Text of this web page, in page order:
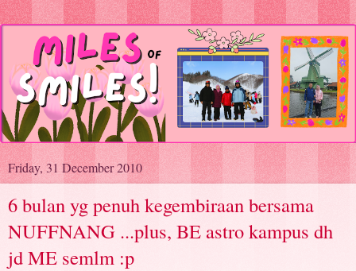
Friday, 31 December 2010
6 bulan yg penuh kegembiraan bersama
NUFFNANG ...plus, BE astro kampus dh
jd ME semlm :p